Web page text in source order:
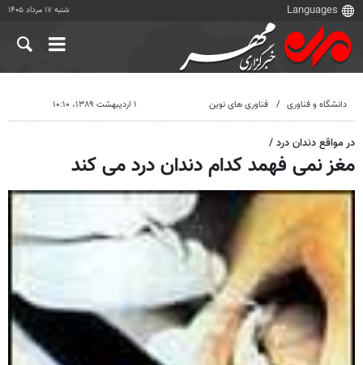
شنبه ۱۷ مرداد ۱۴۰۵
دانشگاه و فناوری فناوری های نوین ۱ اردیبهشت ۱۳۸۹، ۱۰:۱۰
در مواقع دندان درد /
مغز نمی فهمد کدام دندان درد می کند